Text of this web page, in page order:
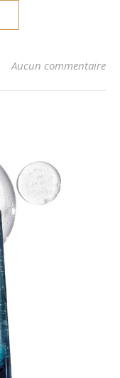
Aucun commentaire